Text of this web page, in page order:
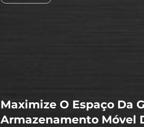
Maximize O Espaço Da
Armazenamento Móvel